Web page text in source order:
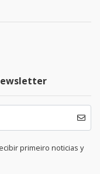
primeiro noticias y